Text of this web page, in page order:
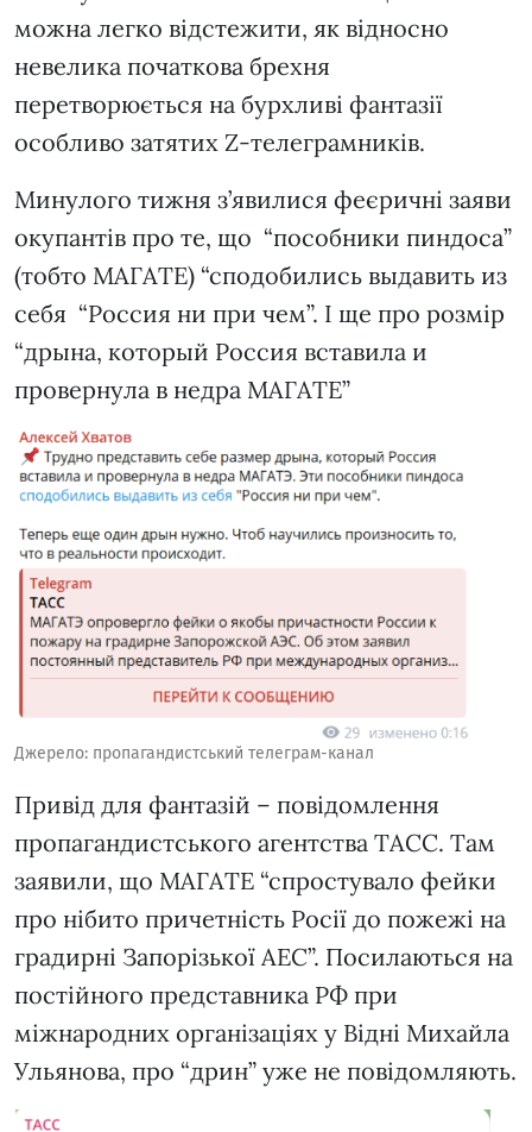
можна легко відстежити, як відносно
невелика початкова брехня
перетворюється на бурхливі фантазії
особливо затятих Z-телеграмників.
Минулого тижня з’явилися феєричні заяви
окупантів про те, що “пособники пиндоса”
(тобто МАГАТЕ) “сподобились выдавить из
себя “Россия ни при чем”. І ще про розмір
“дрына, который Россия вставила и
провернула в недра МАГАТЕ”
Джерело: пропагандистський телеграм-канал
Привід для фантазій – повідомлення
пропагандистського агентства ТАСС. Там
заявили, що МАГАТЕ “спростувало фейки
про нібито причетність Росії до пожежі на
градирні Запорізької АЕС”. Посилаються на
постійного представника РФ при
міжнародних організаціях у Відні Михайла
Ульянова, про “дрин” уже не повідомляють.